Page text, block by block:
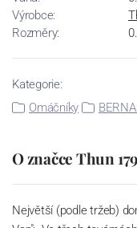
Výrobce:
Rozměry:
Kategorie:
Omáčníky
O značce Thun
Největší (podle tržeb)